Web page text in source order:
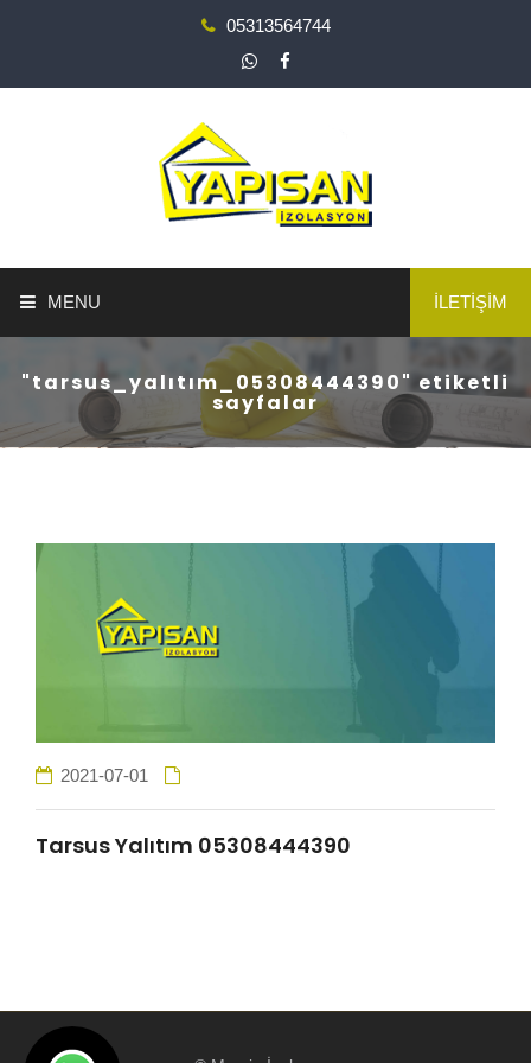
05313564744
MENU
ANA SAYFA
HİZMETLER
BÖLGELER
BLOG
İLETİŞİM
"tarsus_yalıtım_05308444390" etiketli
sayfalar
2021-07-01
Tarsus Yalıtım 05308444390